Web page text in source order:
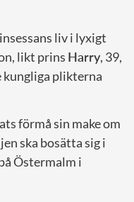
liv i lyxigt
likt prins Harry, 39,
kungliga plikterna
förmå sin make om
ska bosätta sig i
Östermalm i